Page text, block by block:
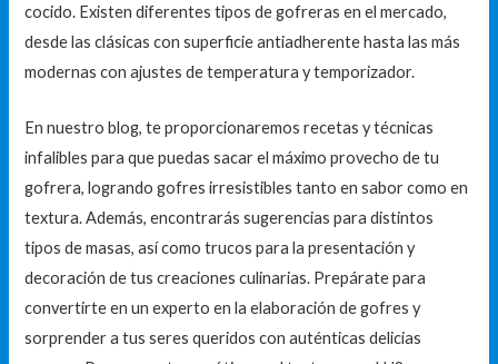
cocido. Existen diferentes tipos de gofreras en el mercado,
desde las clásicas con superficie antiadherente hasta las más
modernas con ajustes de temperatura y temporizador.
En nuestro blog, te proporcionaremos recetas y técnicas
infalibles para que puedas sacar el máximo provecho de tu
gofrera, logrando gofres irresistibles tanto en sabor como en
textura. Además, encontrarás sugerencias para distintos
tipos de masas, así como trucos para la presentación y
decoración de tus creaciones culinarias. Prepárate para
convertirte en un experto en la elaboración de gofres y
sorprender a tus seres queridos con auténticas delicias